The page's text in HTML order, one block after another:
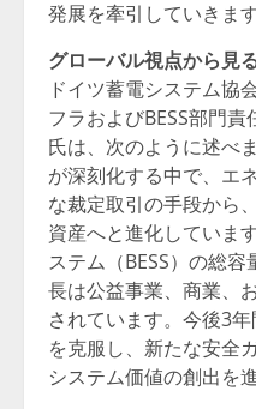
発展を牽引していきます
グローバル視点から見
ドイツ蓄電システム協
フラおよびBESS部門
氏は、次のように述べ
が深刻化する中で、エ
な裁定取引の手段から
資産へと進化していま
ステム（BESS）の総
長は公益事業、商業、
されています。今後3
を克服し、新たな安全
システム価値の創出を